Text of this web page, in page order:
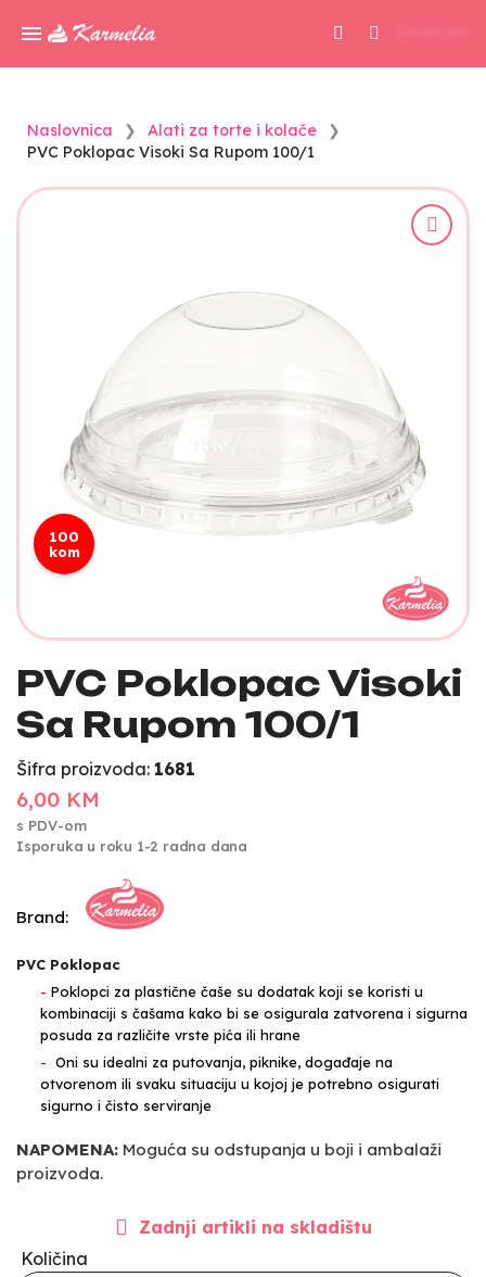
Naslovnica
Alati za torte i kolače
PVC Poklopac Visoki Sa Rupom 100/1
100
kom
PVC Poklopac Visoki
Sa Rupom 100/1
Šifra proizvoda: 1681
6,00 KM
s PDV-om
Isporuka u roku 1-2 radna dana
Brand:
PVC Poklopac
- Poklopci za plastične čaše su dodatak koji se koristi u
kombinaciji s čašama kako bi se osigurala zatvorena i sigurna
posuda za različite vrste pića ili hrane
- Oni su idealni za putovanja, piknike, događaje na
otvorenom ili svaku situaciju u kojoj je potrebno osigurati
sigurno i čisto serviranje
NAPOMENA: Moguća su odstupanja u boji i ambalaži
proizvoda.
Zadnji artikli na skladištu
Količina